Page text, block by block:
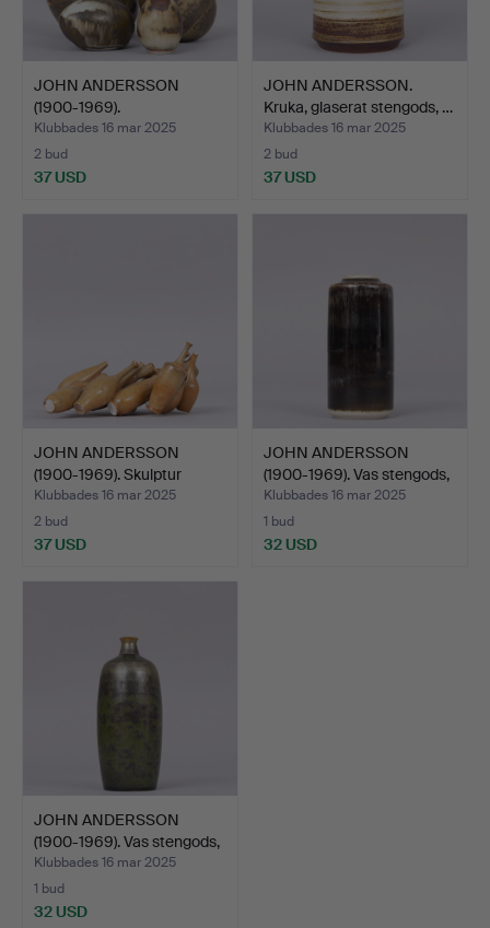
JOHN ANDERSSON
(1900-1969).
SKULPTURER, äg…
Klubbades 16 mar 2025
2 bud
37 USD
JOHN ANDERSSON.
Kruka, glaserat stengods, …
Klubbades 16 mar 2025
2 bud
37 USD
JOHN ANDERSSON
(1900-1969). Skulptur
"Pani…
Klubbades 16 mar 2025
2 bud
37 USD
JOHN ANDERSSON
(1900-1969). Vas stengods,
…
Klubbades 16 mar 2025
1 bud
32 USD
JOHN ANDERSSON
(1900-1969). Vas stengods,
…
Klubbades 16 mar 2025
1 bud
32 USD